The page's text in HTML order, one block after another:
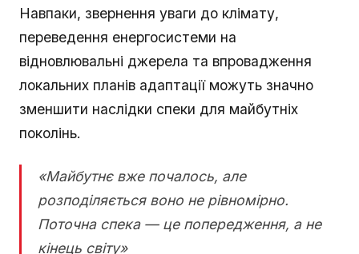
Навпаки, звернення уваги до клімату,
переведення енергосистеми на
відновлювальні джерела та впровадження
локальних планів адаптації можуть значно
зменшити наслідки спеки для майбутніх
поколінь.
«Майбутнє вже почалось, але
розподіляється воно не рівномірно.
Поточна спека — це попередження, а не
кінець світу»